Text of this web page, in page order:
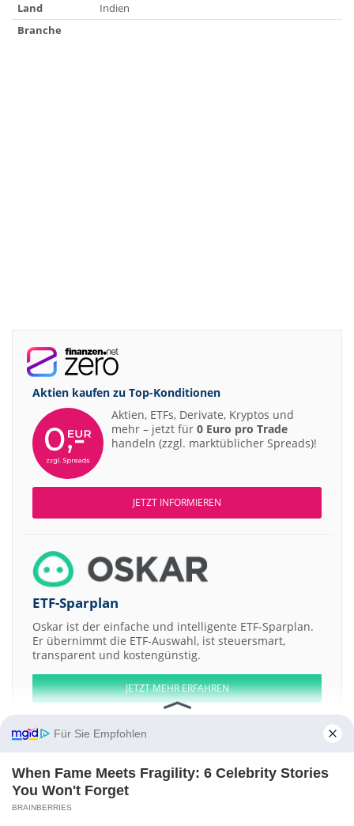
Land
Indien
Branche
Aktien kaufen zu Top-Konditionen
Aktien, ETFs, Derivate, Kryptos und
mehr – jetzt für 0 Euro pro Trade
handeln (zzgl. marktüblicher Spreads)!
JETZT INFORMIEREN
ETF-Sparplan
Oskar ist der einfache und intelligente ETF-Sparplan.
Er übernimmt die ETF-Auswahl, ist steuersmart,
transparent und kostengünstig.
JETZT MEHR ERFAHREN
Aktien ATX DAX EuroStoxx 50 Dow Jones NASDAQ 100 Nikkei 225
Für Sie Empfohlen
When Fame Meets Fragility: 6 Celebrity Stories
You Won't Forget
BRAINBERRIES